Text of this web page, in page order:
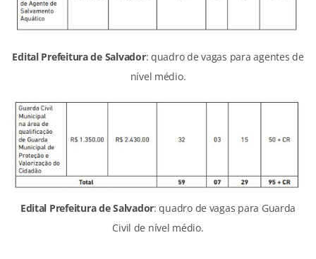
Edital Prefeitura de Salvador: quadro de vagas para agentes de
nível médio.
Edital Prefeitura de Salvador: quadro de vagas para Guarda
Civil de nível médio.